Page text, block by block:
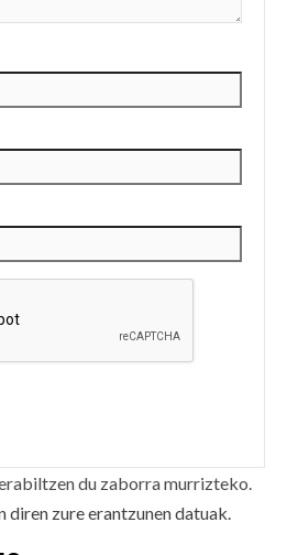
du zaborra murrizteko.
diren zure erantzunen datuak.